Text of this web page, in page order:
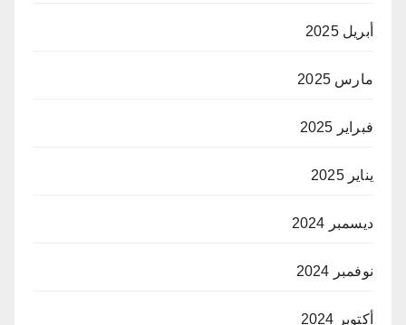
أبريل 2025
مارس 2025
فبراير 2025
يناير 2025
ديسمبر 2024
نوفمبر 2024
أكتوبر 2024